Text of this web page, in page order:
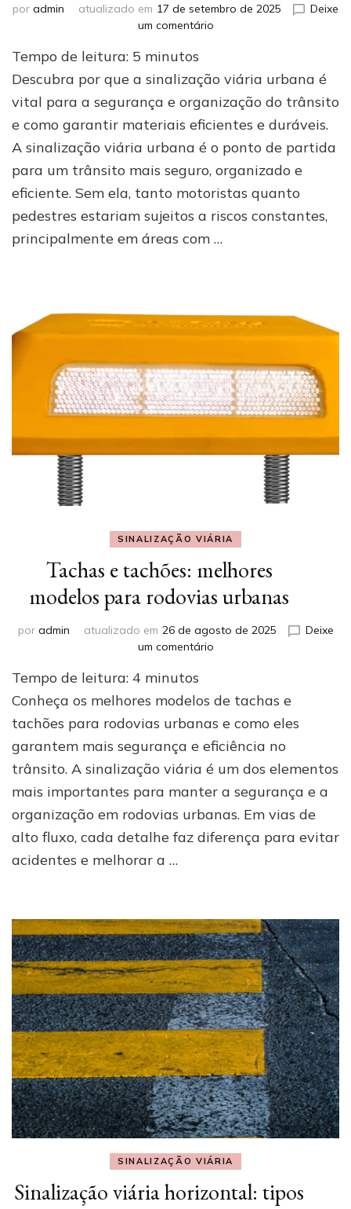
por admin atualizado em 17 de setembro de 2025
Deixe
um comentárioem
urbana:
sua
importância
como
garantir
eficiência
vias
Tempo de leitura: 5 minutos
Descubra por que a sinalização viária urbana é
vital para a segurança e organização do trânsito
e como garantir materiais eficientes e duráveis.
A sinalização viária urbana é o ponto de partida
para um trânsito mais seguro, organizado e
eficiente. Sem ela, tanto motoristas quanto
pedestres estariam sujeitos a riscos constantes,
principalmente em áreas com …
SINALIZAÇÃO VIÁRIA
Tachas e tachões: melhores
modelos para rodovias urbanas
por admin atualizado em 26 de agosto de 2025
Deixe
um comentárioem
tachões:
modelos
para
rodovias
urbanas
Tempo de leitura: 4 minutos
Conheça os melhores modelos de tachas e
tachões para rodovias urbanas e como eles
garantem mais segurança e eficiência no
trânsito. A sinalização viária é um dos elementos
mais importantes para manter a segurança e a
organização em rodovias urbanas. Em vias de
alto fluxo, cada detalhe faz diferença para evitar
acidentes e melhorar a …
SINALIZAÇÃO VIÁRIA
Sinalização viária horizontal: tipos